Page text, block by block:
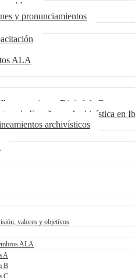
y pronunciamientos
ALA
Digital de
de Enseñanza Archivística en
archivísticos
valores y objetivos
ALA
A
B
C